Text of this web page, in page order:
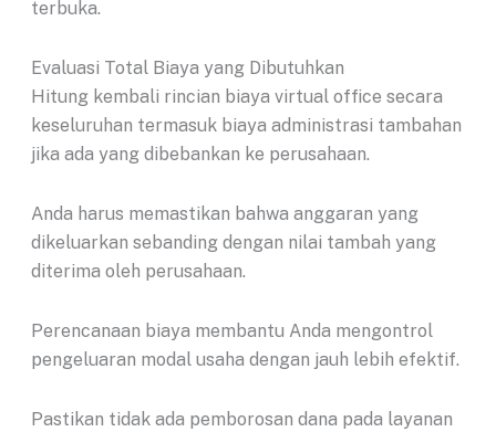
terbuka.
Evaluasi Total Biaya yang Dibutuhkan
Hitung kembali rincian biaya virtual office secara
keseluruhan termasuk biaya administrasi tambahan
jika ada yang dibebankan ke perusahaan.
Anda harus memastikan bahwa anggaran yang
dikeluarkan sebanding dengan nilai tambah yang
diterima oleh perusahaan.
Perencanaan biaya membantu Anda mengontrol
pengeluaran modal usaha dengan jauh lebih efektif.
Pastikan tidak ada pemborosan dana pada layanan